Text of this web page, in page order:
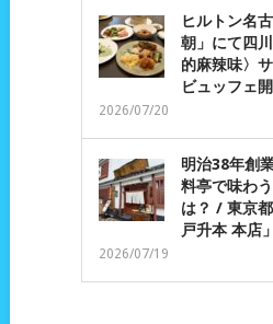
ヒルトン名
朝」にて四
的麻辣味〉
ビュッフェ
2026/07/20
明治38年創
料亭で味わ
は？ / 東京
戸升本 本店」
2026/07/19